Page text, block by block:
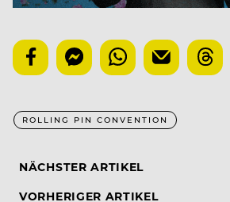
ROLLING PIN CONVENTION
NÄCHSTER ARTIKEL
VORHERIGER ARTIKEL